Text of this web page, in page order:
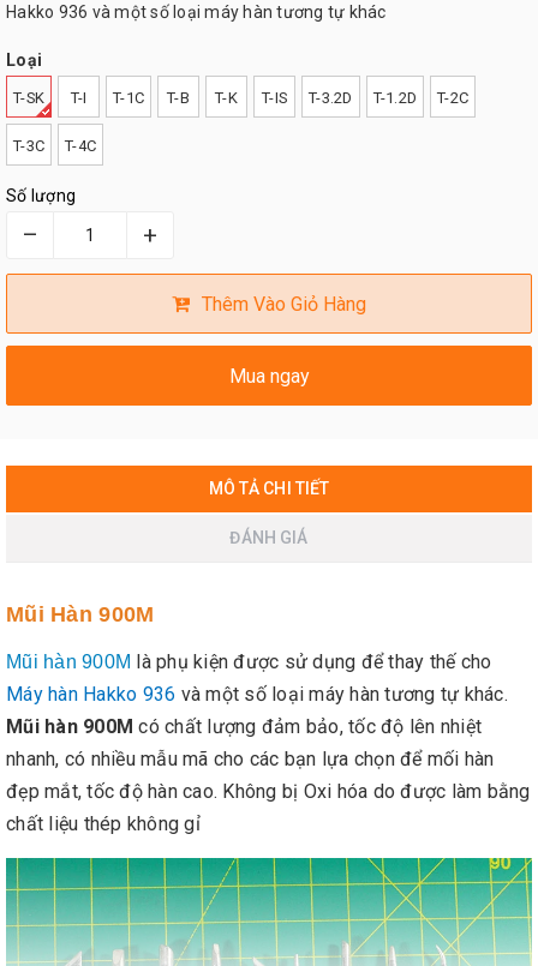
Hakko 936 và một số loại máy hàn tương tự khác
Loại
T-SK T-I T-1C T-B T-K T-IS T-3.2D T-1.2D T-2C
T-3C T-4C
Số lượng
– +
Thêm Vào Giỏ Hàng
Mua ngay
MÔ TẢ CHI TIẾT
ĐÁNH GIÁ
Mũi Hàn 900M
Mũi hàn 900M là phụ kiện được sử dụng để thay thế cho
Máy hàn Hakko 936 và một số loại máy hàn tương tự khác.
Mũi hàn 900M có chất lượng đảm bảo, tốc độ lên nhiệt
nhanh, có nhiều mẫu mã cho các bạn lựa chọn để mối hàn
đẹp mắt, tốc độ hàn cao. Không bị Oxi hóa do được làm bằng
chất liệu thép không gỉ